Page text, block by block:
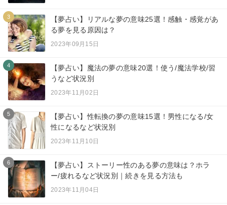
3
【夢占い】リアルな夢の意味25選！感触・感覚があ
る夢を見る原因は？
2023年09月15日
4
【夢占い】魔法の夢の意味20選！使う/魔法学校/習
うなど状況別
2023年11月02日
5
【夢占い】性転換の夢の意味15選！男性になる/女
性になるなど状況別
2023年11月10日
6
【夢占い】ストーリー性のある夢の意味は？ホラ
ー/疲れるなど状況別｜続きを見る方法も
2023年11月04日